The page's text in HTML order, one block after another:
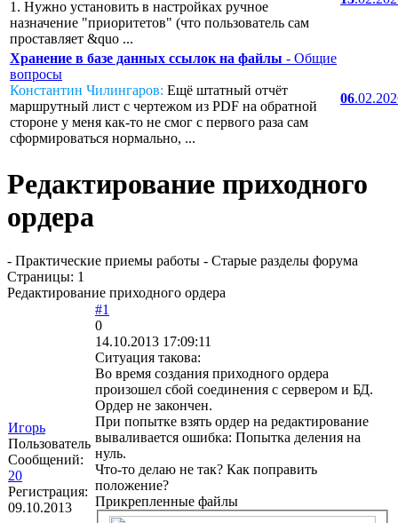
1. Нужно установить в настройках ручное
назначение "приоритетов" (что пользователь сам
проставляет &quo ...
Хранение в базе данных ссылок на файлы - Общие
вопросы
Константин Чилингаров: Ещё штатный отчёт
маршрутный лист с чертежом из PDF на обратной
стороне у меня как-то не смог с первого раза сам
сформироваться нормально, ...
06
Редактирование приходного
ордера
- Практические приемы работы - Старые разделы форума
Страницы: 1
Редактирование приходного ордера
Игорь
Пользователь
Сообщений:
20
Регистрация:
09.10.2013
#1
0
14.10.2013 17:09:11
Ситуация такова:
Во время создания приходного ордера
произошел сбой соединения с сервером и БД.
Ордер не закончен.
При попытке взять ордер на редактирование
вываливается ошибка: Попытка деления на
нуль.
Что-то делаю не так? Как поправить
положение?
Прикрепленные файлы